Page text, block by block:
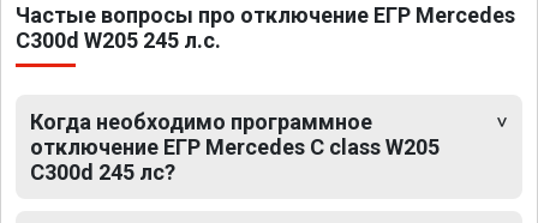
Частые вопросы про отключение ЕГР Mercedes
C300d W205 245 л.с.
Когда необходимо программное
отключение ЕГР Mercedes C class W205
C300d 245 лс?